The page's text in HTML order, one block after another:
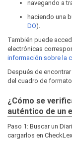
navegando a
haciendo una
DO).
También puede
electrónicas
información sobre la
Después de
del cuadro de
¿Cómo se
auténtico de un
Paso 1: Buscar un
cargarlos en CheckLex